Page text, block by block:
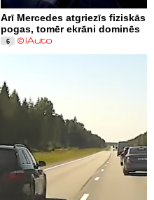
Arī Mercedes atgriezīs fiziskās
pogas, tomēr ekrāni dominēs
6